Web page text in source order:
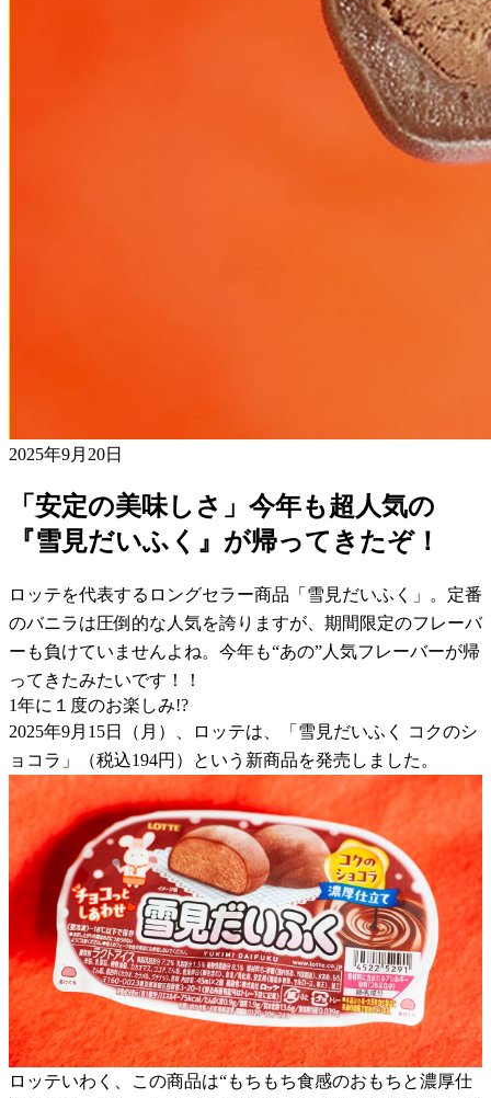
2025年9月20日
「安定の美味しさ」今年も超人気の
『雪見だいふく』が帰ってきたぞ！
ロッテを代表するロングセラー商品「雪見だいふく」。定番
のバニラは圧倒的な人気を誇りますが、期間限定のフレーバ
ーも負けていませんよね。今年も“あの”人気フレーバーが帰
ってきたみたいです！！
1年に１度のお楽しみ!?
2025年9月15日（月）、ロッテは、「雪見だいふく コクのシ
ョコラ」（税込194円）という新商品を発売しました。
ロッテいわく、この商品は“もちもち食感のおもちと濃厚仕